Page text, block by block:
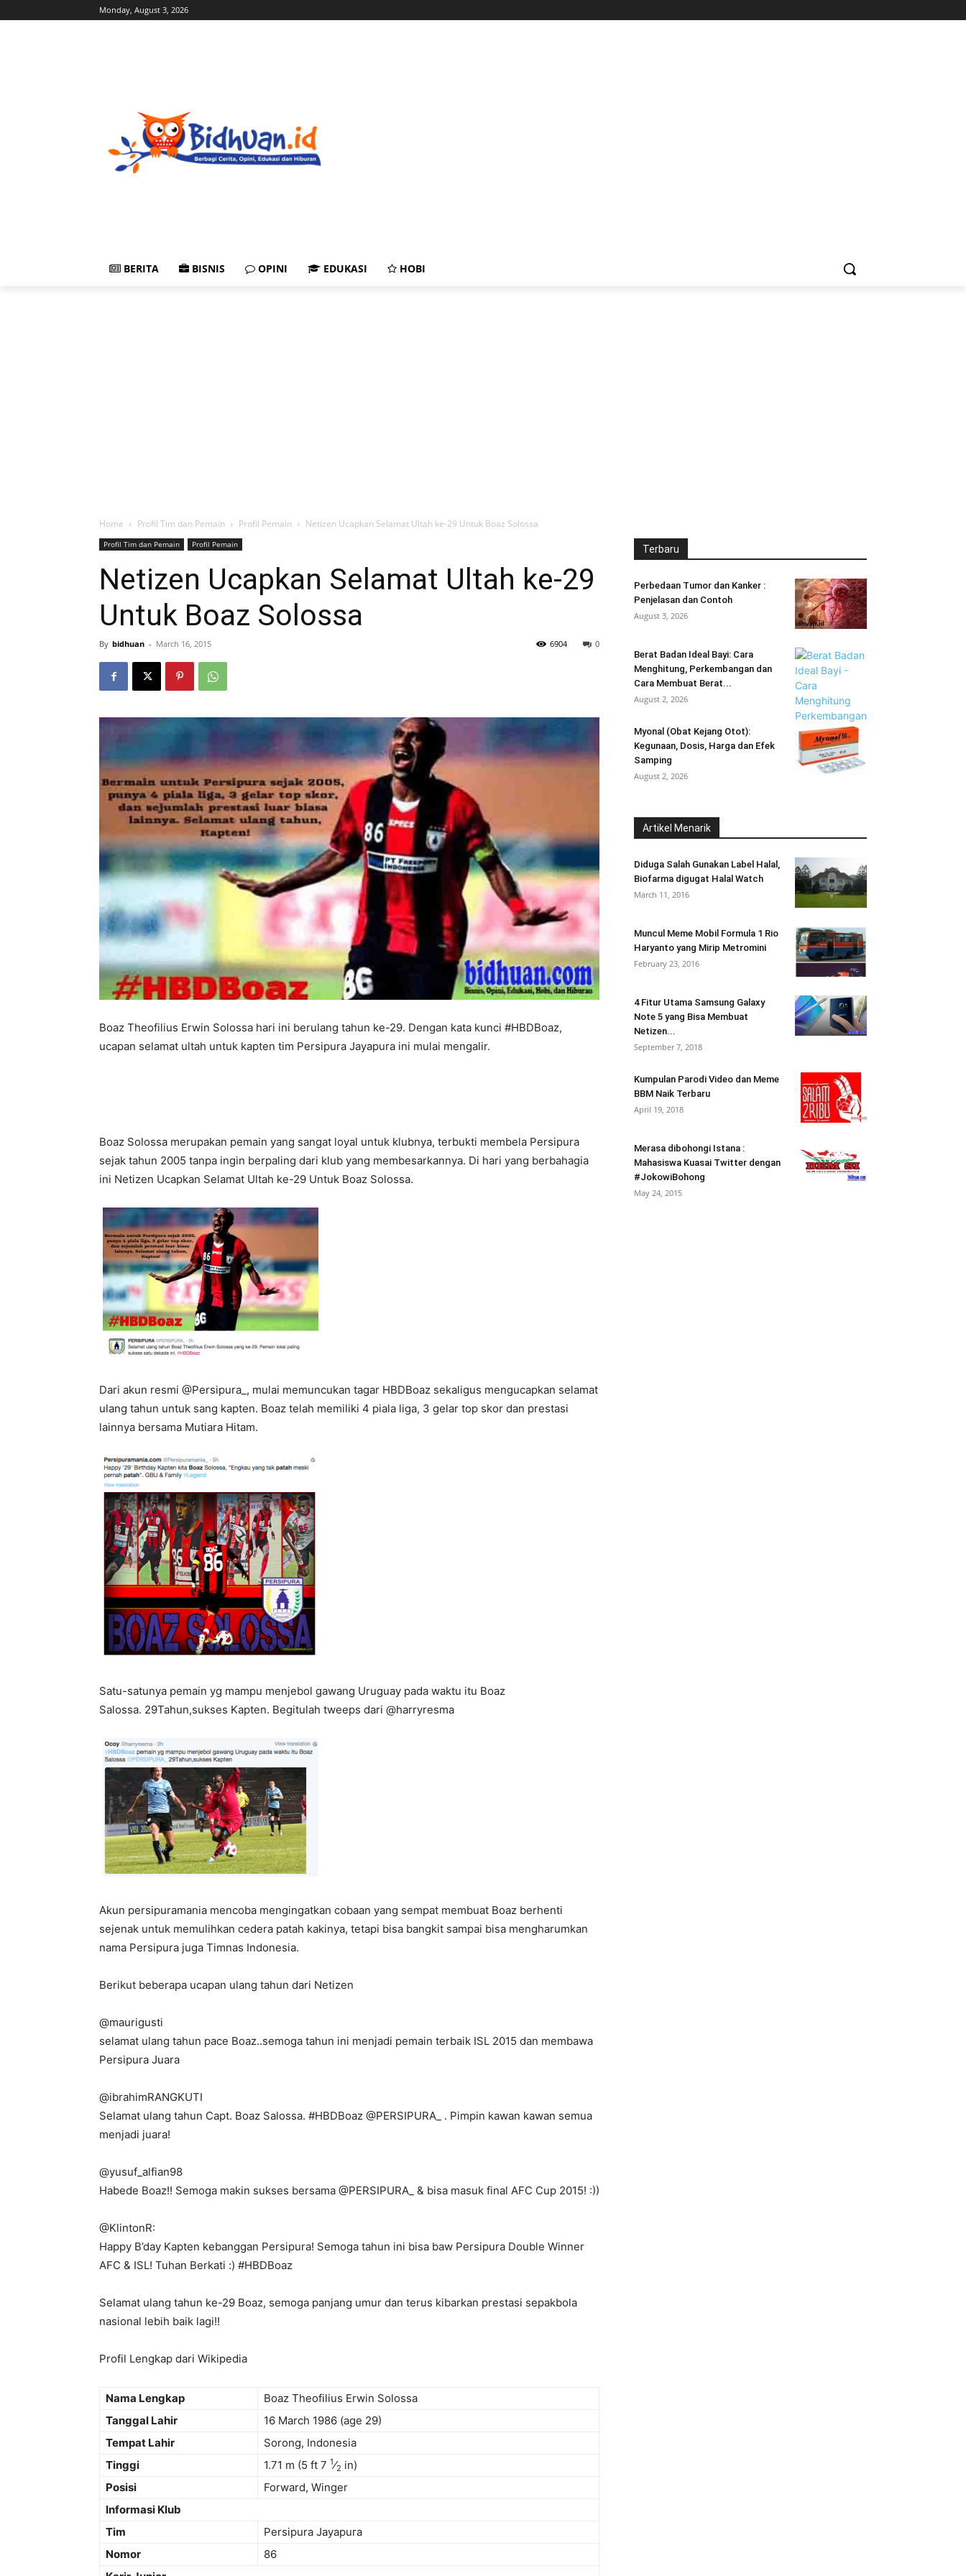
Monday, August 3, 2026
BERITA BISNIS OPINI EDUKASI HOBI
Home Profil Tim dan Pemain Profil Pemain Netizen Ucapkan Selamat Ultah ke-29 Untuk Boaz Solossa
Profil Tim dan Pemain Profil Pemain
Netizen Ucapkan Selamat Ultah ke-29
Untuk Boaz Solossa
By bidhuan - March 16, 2015 0
6904
Boaz Theofilius Erwin Solossa hari ini berulang tahun ke-29. Dengan kata kunci #HBDBoaz,
ucapan selamat ultah untuk kapten tim Persipura Jayapura ini mulai mengalir.
Boaz Solossa merupakan pemain yang sangat loyal untuk klubnya, terbukti membela Persipura
sejak tahun 2005 tanpa ingin berpaling dari klub yang membesarkannya. Di hari yang berbahagia
ini Netizen Ucapkan Selamat Ultah ke-29 Untuk Boaz Solossa.
Dari akun resmi @Persipura_, mulai memuncukan tagar HBDBoaz sekaligus mengucapkan selamat
ulang tahun untuk sang kapten. Boaz telah memiliki 4 piala liga, 3 gelar top skor dan prestasi
lainnya bersama Mutiara Hitam.
Satu-satunya pemain yg mampu menjebol gawang Uruguay pada waktu itu Boaz
Salossa. 29Tahun,sukses Kapten. Begitulah tweeps dari @harryresma
Akun persipuramania mencoba mengingatkan cobaan yang sempat membuat Boaz berhenti
sejenak untuk memulihkan cedera patah kakinya, tetapi bisa bangkit sampai bisa mengharumkan
nama Persipura juga Timnas Indonesia.
Berikut beberapa ucapan ulang tahun dari Netizen
@maurigusti
selamat ulang tahun pace Boaz..semoga tahun ini menjadi pemain terbaik ISL 2015 dan membawa
Persipura Juara
@ibrahimRANGKUTI
Selamat ulang tahun Capt. Boaz Salossa. #HBDBoaz @PERSIPURA_ . Pimpin kawan kawan semua
menjadi juara!
‏@yusuf_alfian98
Habede Boaz!! Semoga makin sukses bersama @PERSIPURA_ & bisa masuk final AFC Cup 2015! :))
@KlintonR:
Happy B’day Kapten kebanggan Persipura! Semoga tahun ini bisa baw Persipura Double Winner
AFC & ISL! Tuhan Berkati :) #HBDBoaz
Selamat ulang tahun ke-29 Boaz, semoga panjang umur dan terus kibarkan prestasi sepakbola
nasional lebih baik lagi!!
Profil Lengkap dari Wikipedia
Nama Lengkap
Boaz Theofilius Erwin Solossa
Tanggal Lahir
16 March 1986 (age 29)
Tempat Lahir
Sorong, Indonesia
Tinggi
1.71 m (5 ft 7 1⁄2 in)
Posisi
Forward, Winger
Informasi Klub
Tim
Persipura Jayapura
Nomor
86
Terbaru
Perbedaan Tumor dan Kanker :
Penjelasan dan Contoh
August 3, 2026
Berat Badan Ideal Bayi: Cara
Menghitung, Perkembangan dan
Cara Membuat Berat...
August 2, 2026
Myonal (Obat Kejang Otot):
Kegunaan, Dosis, Harga dan Efek
Samping
August 2, 2026
Artikel Menarik
Diduga Salah Gunakan Label Halal,
Biofarma digugat Halal Watch
March 11, 2016
Muncul Meme Mobil Formula 1 Rio
Haryanto yang Mirip Metromini
February 23, 2016
4 Fitur Utama Samsung Galaxy
Note 5 yang Bisa Membuat
Netizen...
September 7, 2018
Kumpulan Parodi Video dan Meme
BBM Naik Terbaru
April 19, 2018
Merasa dibohongi Istana :
Mahasiswa Kuasai Twitter dengan
#JokowiBohong
May 24, 2015